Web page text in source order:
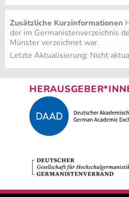
Zusätzliche Kurzinformationen
der im Germanistenverzeichnis
Münster verzeichnet war.
Letzte Aktualisierung: Nicht